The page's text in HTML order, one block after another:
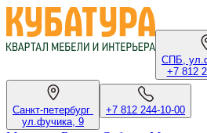
СПБ,
+7 812
Санкт-петербург
ул.фучика, 9
+7 812 244-10-00